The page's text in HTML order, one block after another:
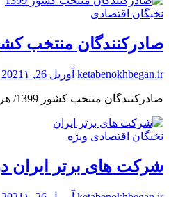
نخبگان اقتصادی
صادرکنندگان منتخب کشور
ketabenokhbegan.ir آوریل 26, 2021 ۱ دیدگاه
صادرکنندگان منتخب کشور 1399/ هر ساله و همزمان با 29 مهر ماه، روز ملی صادرات، تندیس صادركننده منتخب در حوزه تجارت خارجی از سوی سازمان توسعه تجارت ایران به صادركنندگان …
نخبگان اقتصادی ویژه
شرکت های برتر ایران در